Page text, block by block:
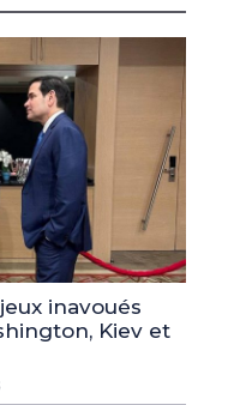
inavoués
Kiev et